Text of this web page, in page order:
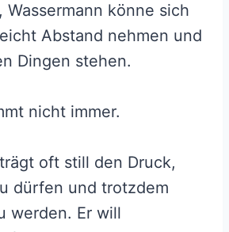
könne sich
Abstand nehmen und
Dingen stehen.
nicht immer.
oft still den Druck,
dürfen und trotzdem
werden. Er will